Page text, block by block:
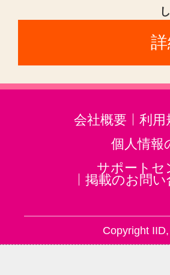
会社概要 利用
個人情報
サポートセ
掲載のお問い
Copyright